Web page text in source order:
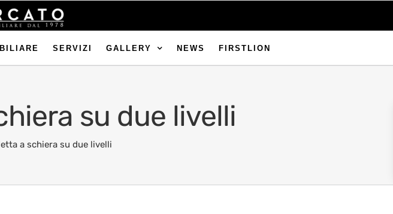
SERVIZI GALLERY NEWS FIRSTLION
su due livelli
a schiera su due livelli